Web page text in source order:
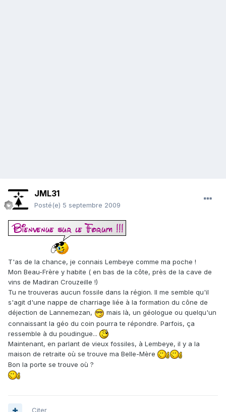
JML31
Posté(e) 5 septembre 2009
T'as de la chance, je connais Lembeye comme ma poche !
Mon Beau-Frère y habite ( en bas de la côte, près de la cave de
vins de Madiran Crouzeille !)
Tu ne trouveras aucun fossile dans la région. Il me semble qu'il
s'agit d'une nappe de charriage liée à la formation du cône de
déjection de Lannemezan,
mais là, un géologue ou quelqu'un
connaissant la géo du coin pourra te répondre. Parfois, ça
ressemble à du poudingue...
Maintenant, en parlant de vieux fossiles, à Lembeye, il y a la
maison de retraite où se trouve ma Belle-Mère
Bon la porte se trouve où ?
Citer